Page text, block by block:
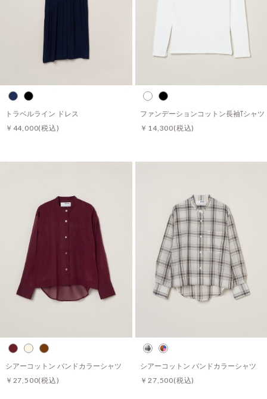
トラベルライン ドレス
￥44,000(税込)
ファンデーションコットン長袖Tシャツ
￥14,300(税込)
シアーコットン バンドカラーシャツ
￥27,500(税込)
シアーコットン バンドカラーシャツ
￥27,500(税込)